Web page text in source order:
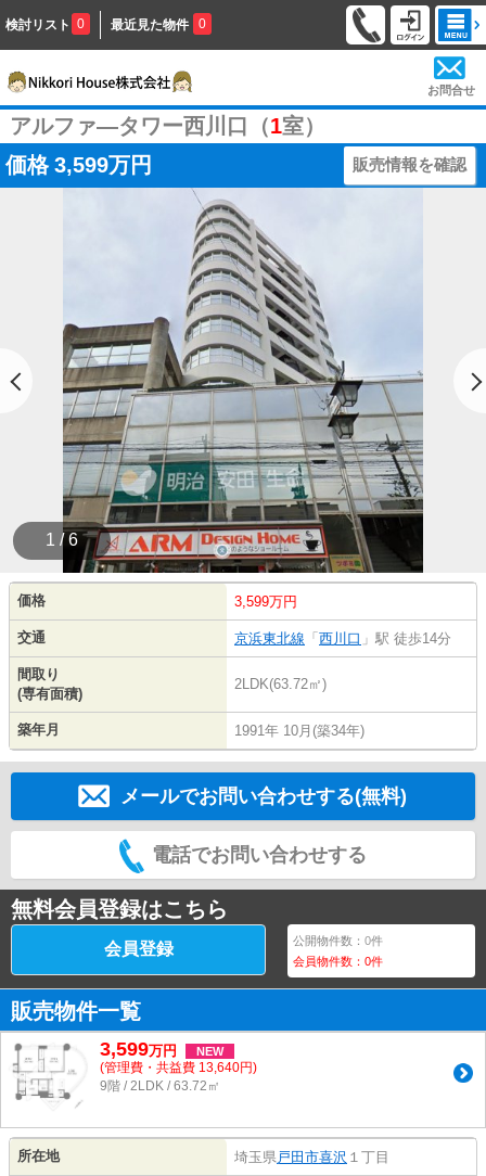
検討リスト 0 最近見た物件 0
お問合せ
アルファ―タワー西川口（1室）
価格 3,599万円 販売情報を確認
1 / 6
価格 3,599万円
交通 京浜東北線 「 西川口 」駅 徒歩14分
間取り
(専有面積)
2LDK(63.72㎡)
築年月 1991年 10月(築34年)
メールでお問い合わせする(無料)
電話でお問い合わせする
無料会員登録はこちら
会員登録 公開物件数：0件
会員物件数：0件
販売物件一覧
3,599万円 NEW
(管理費・共益費 13,640円)
9階 / 2LDK / 63.72㎡
所在地 埼玉県戸田市喜沢 １丁目